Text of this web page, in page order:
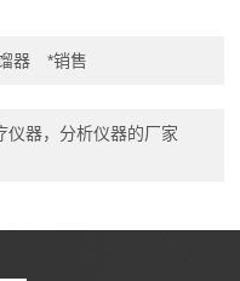
器 *销售
仪器，分析仪器的厂家